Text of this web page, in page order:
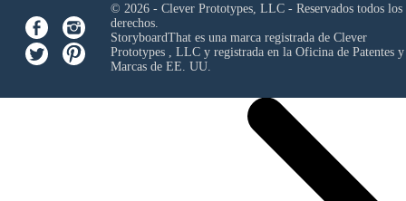
© 2026 - Clever Prototypes, LLC - Reservados todos los
derechos.
StoryboardThat es una marca registrada de Clever
Prototypes , LLCy registrada en la Oficina de Patentes y
Marcas de EE. UU.